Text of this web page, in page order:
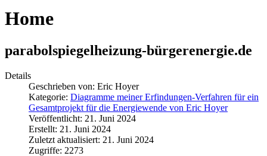
Home
parabolspiegelheizung-bürgerenergie.de
Details
Geschrieben von: Eric Hoyer
Kategorie: Diagramme meiner Erfindungen-Verfahren für ein
Gesamtprojekt für die Energiewende von Eric Hoyer
Veröffentlicht: 21. Juni 2024
Erstellt: 21. Juni 2024
Zuletzt aktualisiert: 21. Juni 2024
Zugriffe: 2273